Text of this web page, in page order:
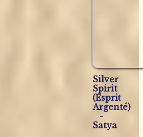
Silver
Spirit
(Esprit
Argenté)
-
Satya